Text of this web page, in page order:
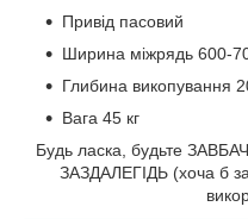
Привід пасовий
Ширина міжрядь 600-
Глибина викопування
Вага 45 кг
Будь ласка, будьте
ЗАЗДАЛЕГІДЬ (хоча б